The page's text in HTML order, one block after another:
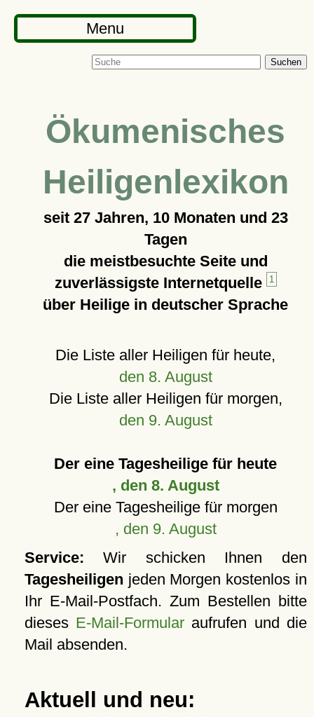
Menu
Suchen
Ökumenisches
Heiligenlexikon
seit 27 Jahren, 10 Monaten und 23
Tagen
die meistbesuchte Seite und
zuverlässigste Internetquelle
1
über Heilige in deutscher Sprache
Die Liste aller Heiligen für heute,
den 8. August
Die Liste aller Heiligen für morgen,
den 9. August
Der eine Tagesheilige für heute
, den 8. August
Der eine Tagesheilige für morgen
, den 9. August
Service: Wir schicken Ihnen den
Tagesheiligen jeden Morgen kostenlos in
Ihr E-Mail-Postfach. Zum Bestellen bitte
dieses E-Mail-Formular aufrufen und die
Mail absenden.
Aktuell und neu: